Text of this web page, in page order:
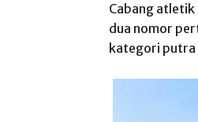
Cabang atletik
dua nomor
kategori putra